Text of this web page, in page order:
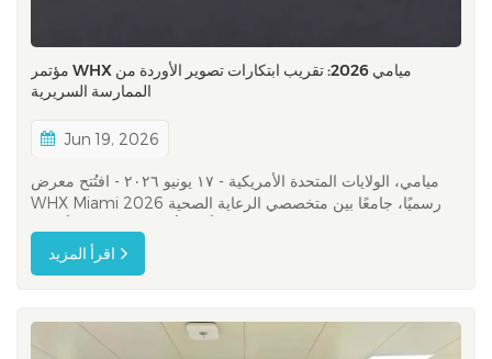
مؤتمر WHX ميامي 2026: تقريب ابتكارات تصوير الأوردة من
الممارسة السريرية
Jun 19, 2026
ميامي، الولايات المتحدة الأمريكية - ١٧ يونيو ٢٠٢٦ - افتُتح معرض
WHX Miami 2026 رسميًا، جامعًا بين متخصصي الرعاية الصحية
اللاتينية وخارجها. وباعتباره أحد أبرز معارض الرعاية الصحية في
اقرأ المزيد